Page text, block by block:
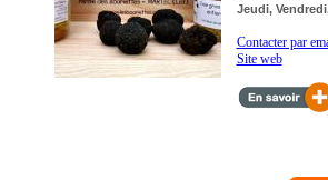
Jeudi,
Contacter par
Site web